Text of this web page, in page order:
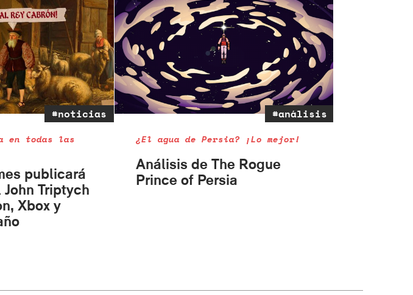
#noticias
en todas las
publicará
Triptych
Xbox y
#análisis
¿El agua de Persia? ¡Lo mejor!
Análisis de The Rogue
Prince of Persia